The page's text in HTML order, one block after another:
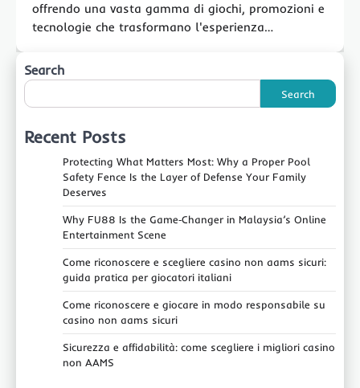
offrendo una vasta gamma di giochi, promozioni e
tecnologie che trasformano l'esperienza…
Search
Search
Recent Posts
Protecting What Matters Most: Why a Proper Pool
Safety Fence Is the Layer of Defense Your Family
Deserves
Why FU88 Is the Game‑Changer in Malaysia’s Online
Entertainment Scene
Come riconoscere e scegliere casino non aams sicuri:
guida pratica per giocatori italiani
Come riconoscere e giocare in modo responsabile su
casino non aams sicuri
Sicurezza e affidabilità: come scegliere i migliori casino
non AAMS